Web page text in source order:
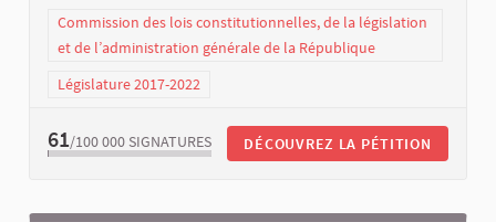
Commission des lois constitutionnelles, de la législation
et de l’administration générale de la République
Législature 2017-2022
61/100 000 SIGNATURES DÉCOUVREZ LA PÉTITION